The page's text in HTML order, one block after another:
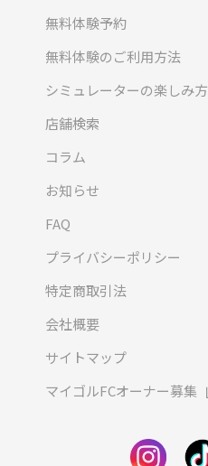
無料体験予約
無料体験のご利用方法
シミュレーターの楽しみ方
店舗検索
コラム
お知らせ
FAQ
プライバシーポリシー
特定商取引法
会社概要
サイトマップ
マイゴルFCオーナー募集